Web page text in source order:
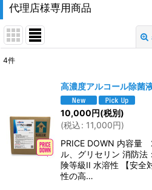
代理店様専用商品
絞り込む
4件
高濃度アルコール除
10,000円(税別)
(税込: 11,000円)
PRICE DOWN 内容
ル、グリセリン 消防
険等級II 水溶性 【安全
性の高…